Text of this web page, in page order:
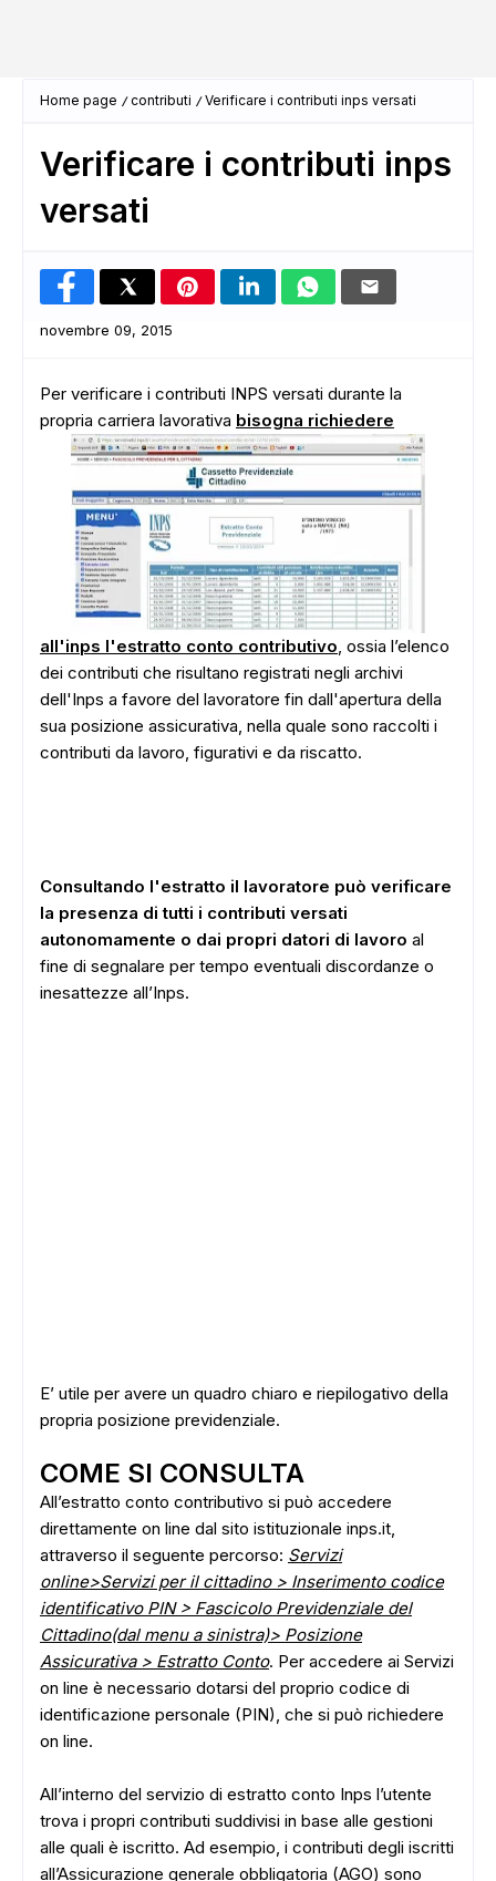
Home page contributi Verificare i contributi inps versati
Verificare i contributi inps
versati
novembre 09, 2015
Per verificare i contributi INPS versati durante la
propria carriera lavorativa bisogna richiedere
all'inps l'estratto conto contributivo, ossia l’elenco
dei contributi che risultano registrati negli archivi
dell'Inps a favore del lavoratore fin dall'apertura della
sua posizione assicurativa, nella quale sono raccolti i
contributi da lavoro, figurativi e da riscatto.
Consultando l'estratto il lavoratore può verificare
la presenza di tutti i contributi versati
autonomamente o dai propri datori di lavoro al
fine di segnalare per tempo eventuali discordanze o
inesattezze all’Inps.
E’ utile per avere un quadro chiaro e riepilogativo della
propria posizione previdenziale.
COME SI CONSULTA
All’estratto conto contributivo si può accedere
direttamente on line dal sito istituzionale inps.it,
attraverso il seguente percorso: Servizi
online>Servizi per il cittadino > Inserimento codice
identificativo PIN > Fascicolo Previdenziale del
Cittadino(dal menu a sinistra)> Posizione
Assicurativa > Estratto Conto. Per accedere ai Servizi
on line è necessario dotarsi del proprio codice di
identificazione personale (PIN), che si può richiedere
on line.
All’interno del servizio di estratto conto Inps l’utente
trova i propri contributi suddivisi in base alle gestioni
alle quali è iscritto. Ad esempio, i contributi degli iscritti
all’Assicurazione generale obbligatoria (AGO) sono